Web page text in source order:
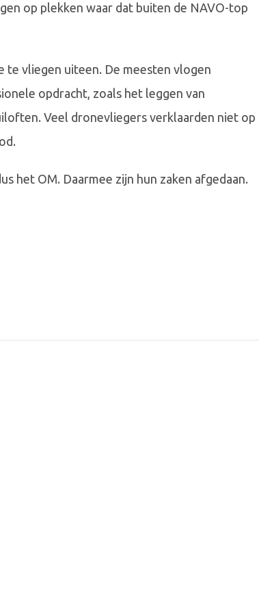
op plekken waar dat buiten de NAVO-top
te vliegen uiteen. De meesten vlogen
opdracht, zoals het leggen van
Veel dronevliegers verklaarden niet op
het OM. Daarmee zijn hun zaken afgedaan.